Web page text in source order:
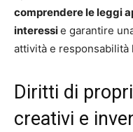
comprendere le leggi
interessie garantire
attività e responsabilità
Diritti di
creativi e